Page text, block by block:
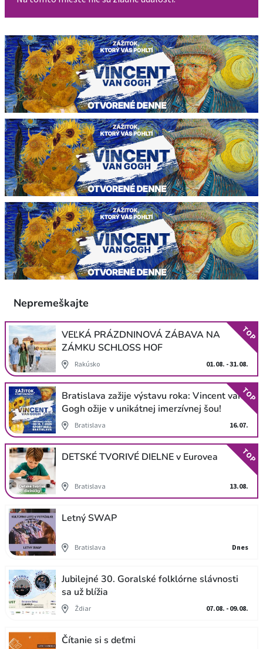
Nepremeškajte
VEĽKÁ PRÁZDNINOVÁ ZÁBAVA NA
ZÁMKU SCHLOSS HOF
Rakúsko 01.08. - 31.08.
TOP
Bratislava zažije výstavu roka: Vincent van
Gogh ožije v unikátnej imerzívnej šou!
Bratislava 16.07.
TOP
DETSKÉ TVORIVÉ DIELNE v Eurovea
Bratislava 13.08.
TOP
Letný SWAP
Bratislava Dnes
Jubilejné 30. Goralské folklórne slávnosti
sa už blížia
Ždiar 07.08. - 09.08.
Čítanie si s deťmi